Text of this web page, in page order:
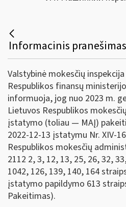
Valstybinė mokesčių
Respublikos finansų
informuoja, jog nuo 2023 m.
Lietuvos Respublikos
įstatymo (toliau — MAĮ)
2022-12-13 įstatymu Nr. XIV-
Respublikos mokesčių
2112 2, 3, 12, 13, 25, 26, 32,
1042, 126, 139, 140, 164
įstatymo papildymo 613
Pakeitimas).